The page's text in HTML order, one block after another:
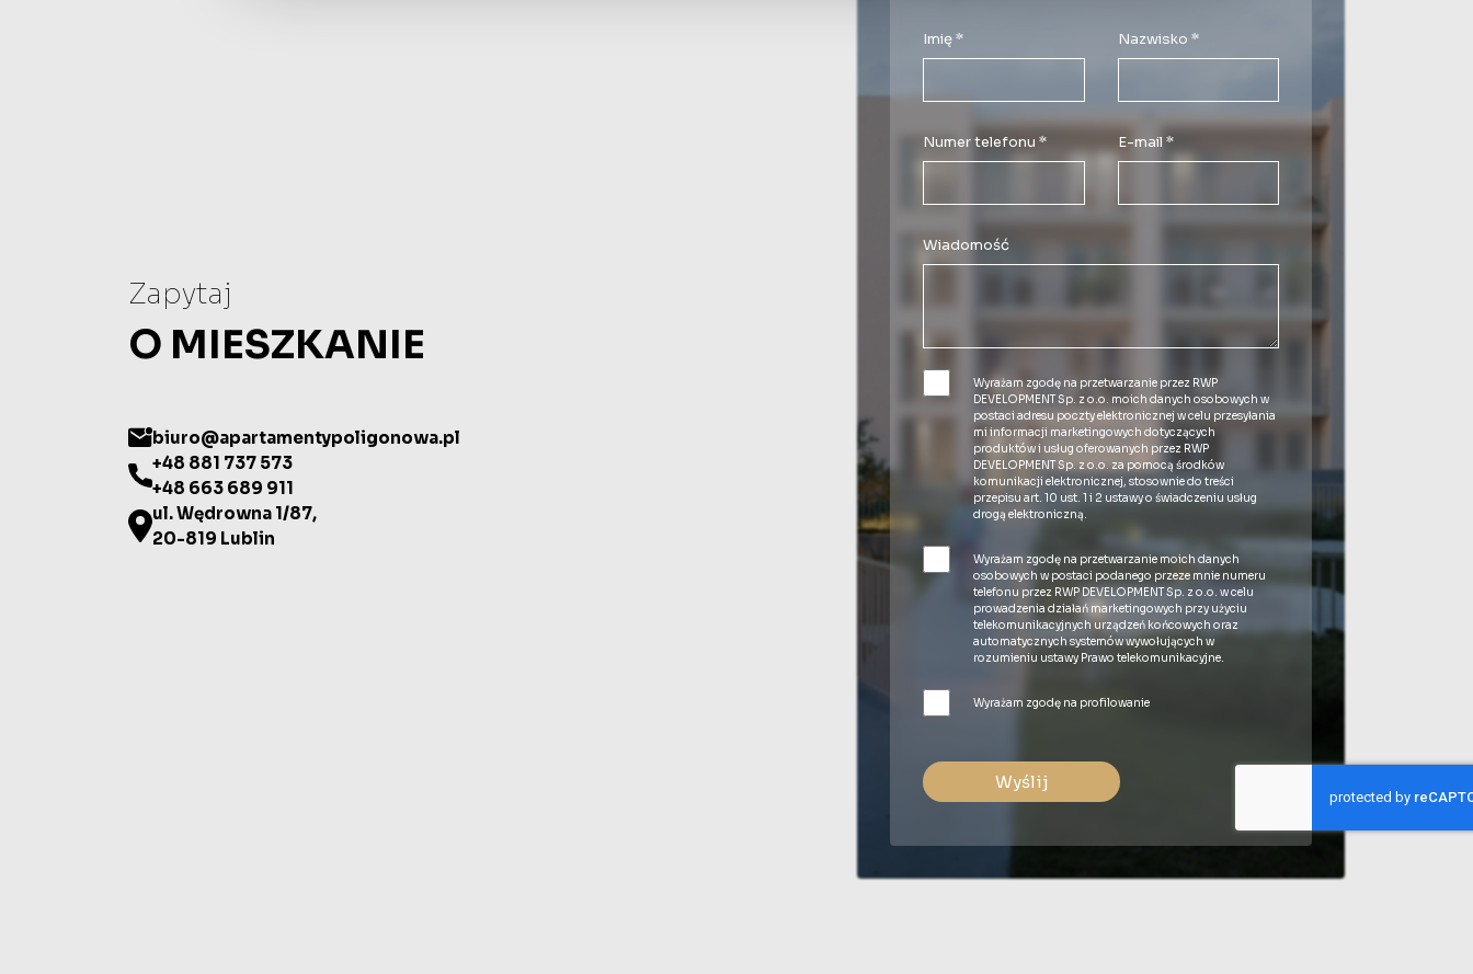
Zapytaj
O MIESZKANIE
biuro@apartamentypoligonowa.pl
+48 881 737 573
+48 663 689 911
ul. Wędrowna 1/87,
20-819 Lublin
Imię * Nazwisko *
Numer telefonu * E-mail *
Wiadomość
Wyrażam zgodę na przetwarzanie przez RWP
DEVELOPMENT Sp. z o.o. moich danych osobowych w
postaci adresu poczty elektronicznej w celu przesyłania
mi informacji marketingowych dotyczących
produktów i usług oferowanych przez RWP
DEVELOPMENT Sp. z o.o. za pomocą środków
komunikacji elektronicznej, stosownie do treści
przepisu art. 10 ust. 1 i 2 ustawy o świadczeniu usług
drogą elektroniczną.
Wyrażam zgodę na przetwarzanie moich danych
osobowych w postaci podanego przeze mnie numeru
telefonu przez RWP DEVELOPMENT Sp. z o.o. w celu
prowadzenia działań marketingowych przy użyciu
telekomunikacyjnych urządzeń końcowych oraz
automatycznych systemów wywołujących w
rozumieniu ustawy Prawo telekomunikacyjne.
Wyrażam zgodę na profilowanie
Wyślij